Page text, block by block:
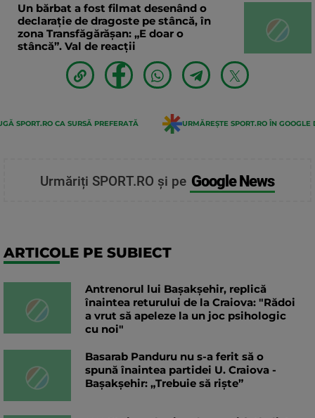
Un bărbat a fost filmat desenând o
declaraţie de dragoste pe stâncă, în
zona Transfăgărăşan: „E doar o
stâncă”. Val de reacții
SPORT.RO CA SURSĂ PREFERATĂ URMĂREȘTE SPORT.RO ÎN GOOGLE
Urmăriți SPORT.RO și pe Google News
ARTICOLE PE SUBIECT
Antrenorul lui Bașakșehir, replică
înaintea returului de la Craiova: "Rădoi
a vrut să apeleze la un joc psihologic
cu noi"
Basarab Panduru nu s-a ferit să o
spună înaintea partidei U. Craiova -
Bașakșehir: „Trebuie să rişte”